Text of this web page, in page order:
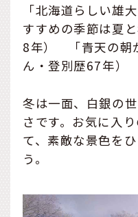
「北海道らしい雄
すすめの季節は夏
8年） 「青天の朝
ん・登別歴67年）
冬は一面、白銀の
さです。お気に入
て、素敵な景色を
う。